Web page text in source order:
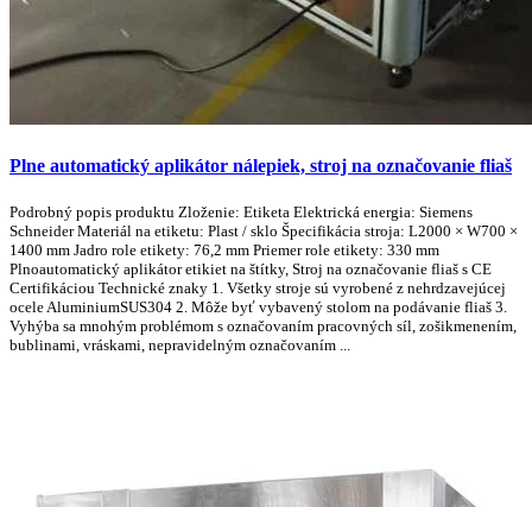
Plne automatický aplikátor nálepiek, stroj na označovanie fliaš
Podrobný popis produktu Zloženie: Etiketa Elektrická energia: Siemens
Schneider Materiál na etiketu: Plast / sklo Špecifikácia stroja: L2000 × W700 ×
1400 mm Jadro role etikety: 76,2 mm Priemer role etikety: 330 mm
Plnoautomatický aplikátor etikiet na štítky, Stroj na označovanie fliaš s CE
Certifikáciou Technické znaky 1. Všetky stroje sú vyrobené z nehrdzavejúcej
ocele AluminiumSUS304 2. Môže byť vybavený stolom na podávanie fliaš 3.
Vyhýba sa mnohým problémom s označovaním pracovných síl, zošikmenením,
bublinami, vráskami, nepravidelným označovaním ...